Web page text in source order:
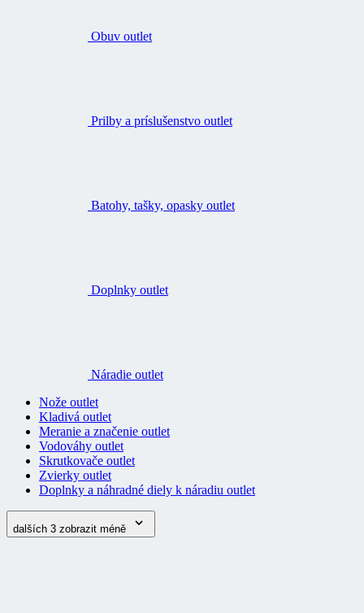
Obuv outlet
Prilby a príslušenstvo outlet
Batohy, tašky, opasky outlet
Doplnky outlet
Náradie outlet
Nože outlet
Kladivá outlet
Meranie a značenie outlet
Vodováhy outlet
Skrutkovače outlet
Zvierky outlet
Doplnky a náhradné diely k náradiu outlet
dalších 3 zobrazit méně